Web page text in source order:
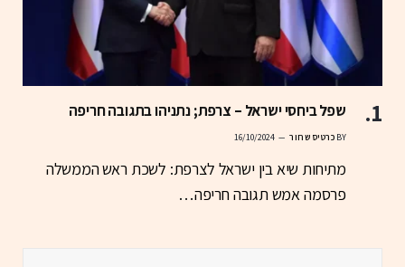
שפל ביחסי ישראל – צרפת; נתניהו בתגובה חריפה
BY כרטיס שחור 16/10/2024
מתיחות שיא בין ישראל לצרפת: לשכת ראש הממשלה
פרסמה אמש תגובה חריפה…